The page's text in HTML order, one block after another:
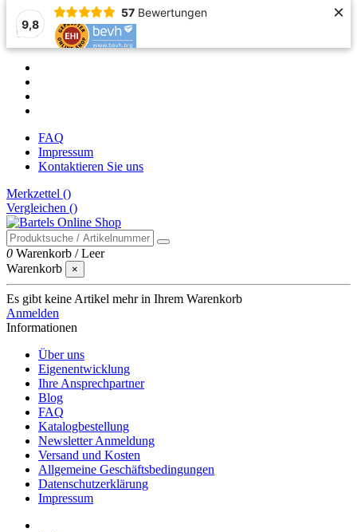
9,8
57 Bewertungen ×
FAQ
Impressum
Kontaktieren Sie uns
Merkzettel ()
Vergleichen ()
0 Warenkorb /Leer
Warenkorb
×
Es gibt keine Artikel mehr in Ihrem Warenkorb
Anmelden
Informationen
Über uns
Eigenentwicklung
Ihre Ansprechpartner
Blog
FAQ
Katalogbestellung
Newsletter Anmeldung
Versand und Kosten
Allgemeine Geschäftsbedingungen
Datenschutzerklärung
Impressum